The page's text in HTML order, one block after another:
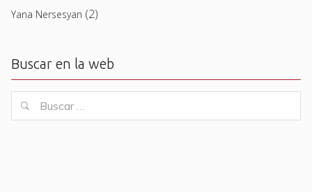
Yana Nersesyan (2)
Buscar en la web
for:
Buscar